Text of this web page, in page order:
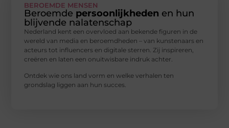
BEROEMDE MENSEN
Beroemde persoonlijkheden en hun
blijvende nalatenschap
Nederland kent een overvloed aan bekende figuren in de
wereld van media en beroemdheden – van kunstenaars en
acteurs tot influencers en digitale sterren. Zij inspireren,
creëren en laten een onuitwisbare indruk achter.
Ontdek wie ons land vorm en welke verhalen ten
grondslag liggen aan hun succes.